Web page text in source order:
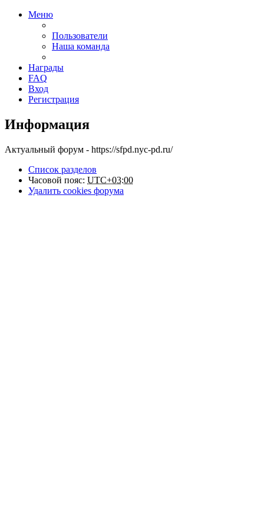
Меню
Пользователи
Наша команда
Награды
FAQ
Вход
Регистрация
Информация
Актуальный форум - https://sfpd.nyc-pd.ru/
Список разделов
Часовой пояс: UTC+03:00
Удалить cookies форума